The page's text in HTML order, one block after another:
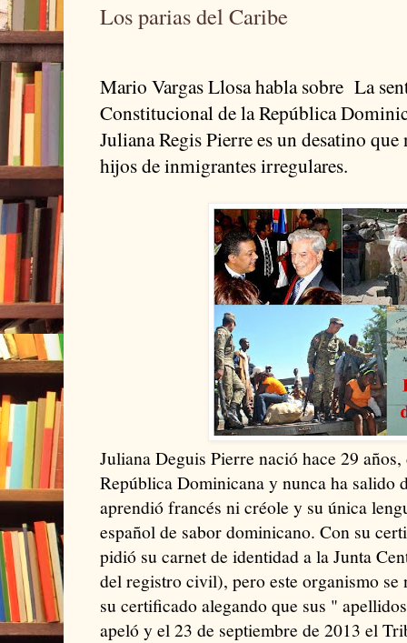
Los parias del Caribe
Mario Vargas Llosa habla sobre La
Constitucional de la República
Juliana Regis Pierre es un desatino
hijos de inmigrantes irregulares.
Juliana Deguis Pierre nació hace 29
República Dominicana y nunca ha salido
aprendió francés ni créole y su única
español de sabor dominicano. Con su
pidió su carnet de identidad a la Junta
del registro civil), pero este organismo se
su certificado alegando que sus "
apeló y el 23 de septiembre de 2013 el